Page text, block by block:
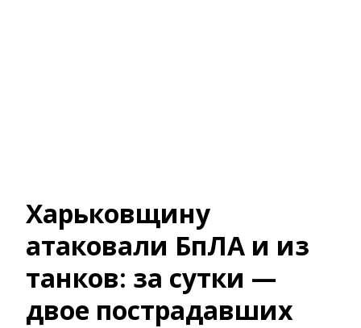
Харьковщину
атаковали БпЛА и из
танков: за сутки —
двое пострадавших